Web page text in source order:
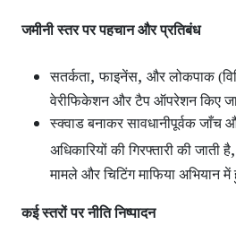
जमीनी स्तर पर पहचान और प्रतिबंध
सतर्कता,फाइनेंस, और लोकपाक
वेरीफिकेशन और टैप ऑपरेशन किए
स्क्वाड बनाकर सावधानीपूर्वक
अधिकारियों की गिरफ्तारी की जाती है
मामले और चिटिंग माफिया अभियान
कई स्तरों पर नीति निष्पादन